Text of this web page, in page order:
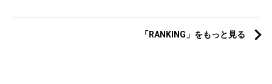
「RANKING」をもっと見る